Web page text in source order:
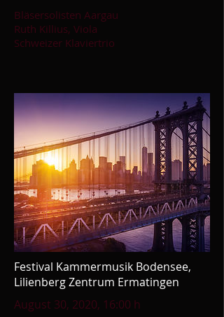
Bläsersolisten Aargau
Ruth Killius, Viola
Schweizer Klaviertrio
Festival Kammermusik Bodensee,
Lilienberg Zentrum Ermatingen
August 30, 2020, 16:00 h